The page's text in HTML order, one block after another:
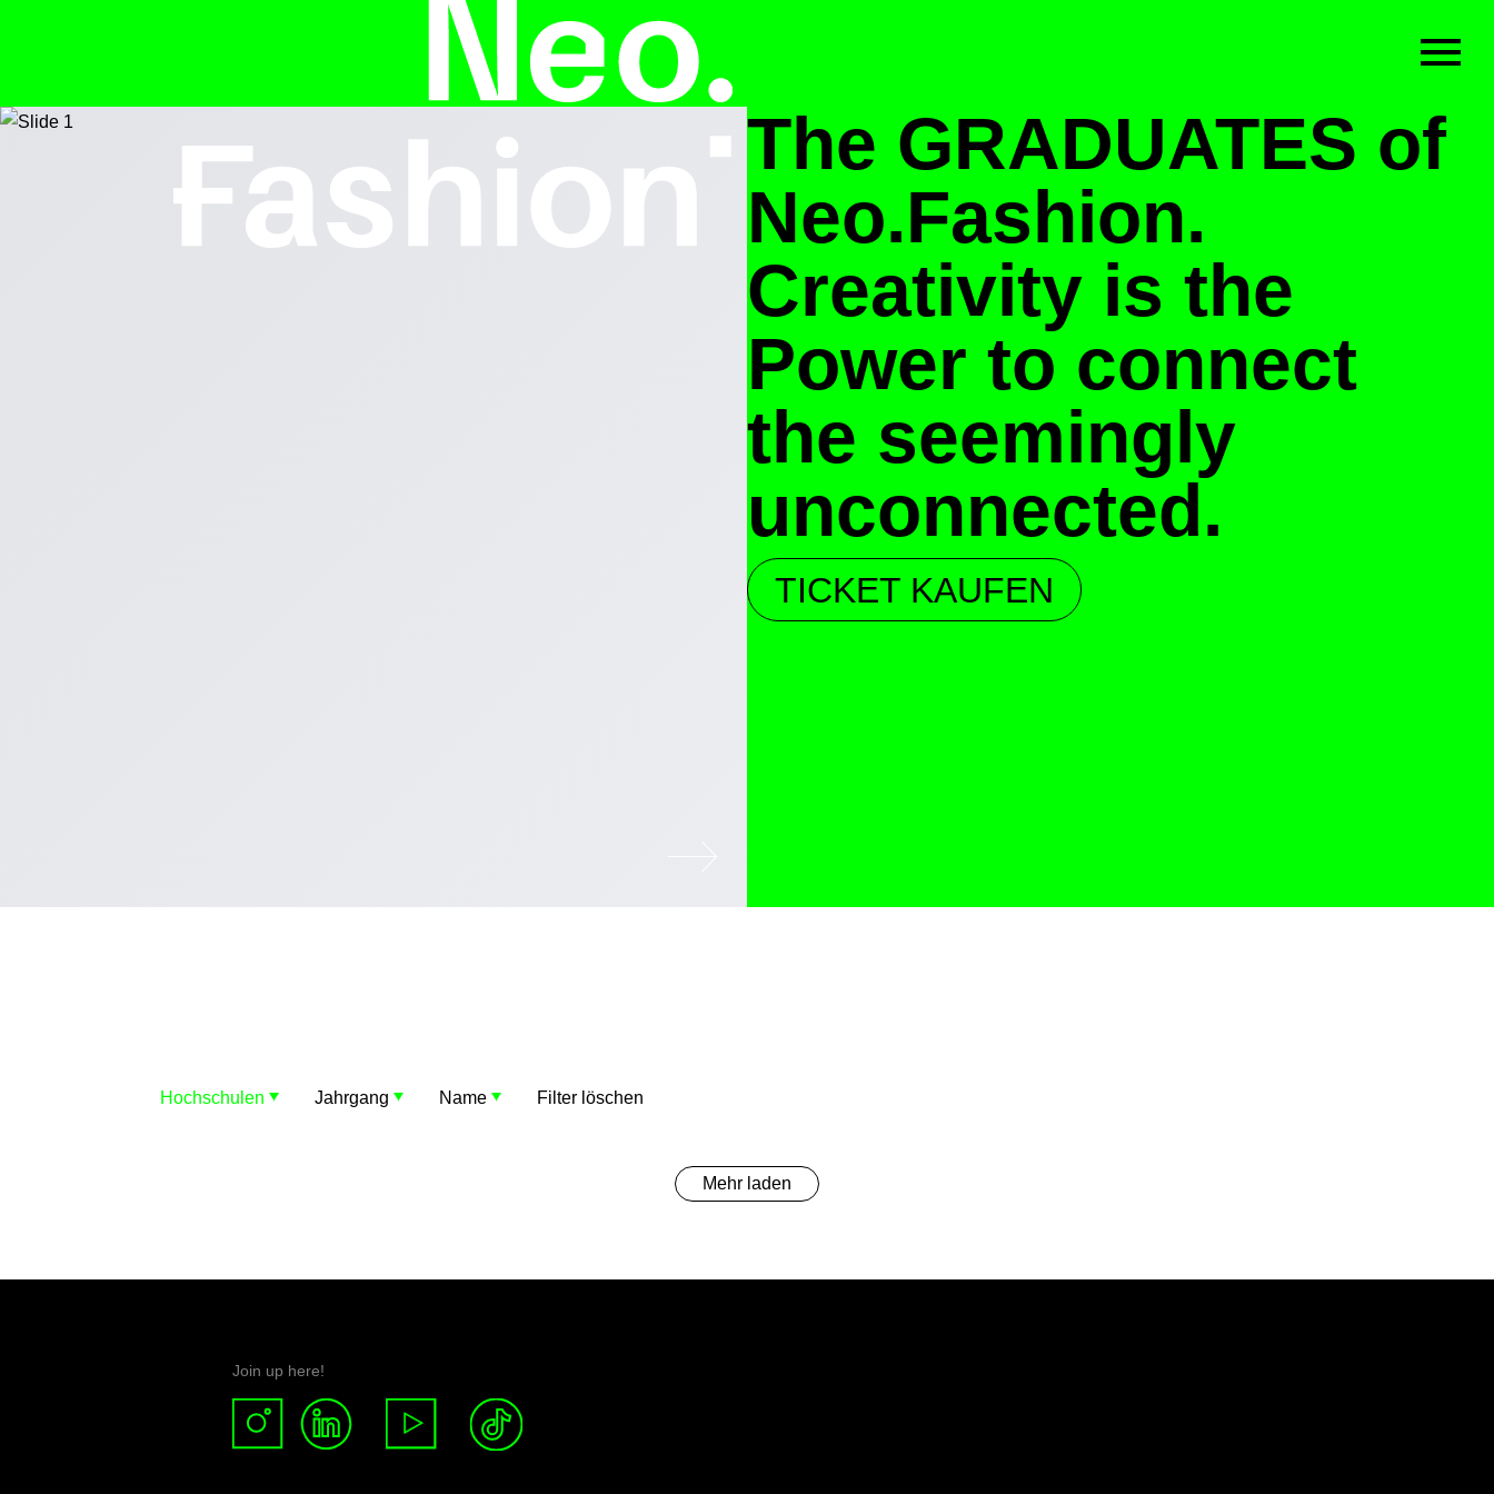
The GRADUATES of
Neo.Fashion.
Creativity is the
Power to connect
the seemingly
unconnected.
TICKET KAUFEN
Hochschulen Jahrgang Name Filter löschen
Mehr laden
Join up here!